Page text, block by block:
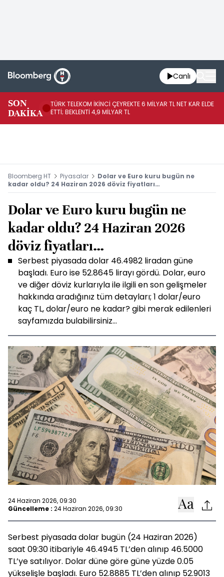
Canlı
SON
DAKİKA
TÜRK TELEKOM İKİNCİ ÇEYREKTE 6 MİLYAR TL NET KAR ELDE
ETTİ; BEKLENTİ 4,9 MİLYAR TL
Bloomberg HT Piyasalar
Dolar ve Euro kuru bugün ne
kadar oldu? 24 Haziran 2026 döviz fiyatları…
Dolar ve Euro kuru bugün ne
kadar oldu? 24 Haziran 2026
döviz fiyatları…
Serbest piyasada dolar 46.4982 liradan güne
başladı. Euro ise 52.8645 lirayı gördü. Dolar, euro
ve diğer döviz kurlarıyla ile ilgili en son gelişmeler
hakkında aradığınız tüm detayları; 1 dolar/euro
kaç TL, dolar/euro ne kadar? gibi merak edilenleri
sayfamızda bulabilirsiniz...
24 Haziran 2026, 09:30
Güncelleme : 24 Haziran 2026, 09:30
Serbest piyasada dolar bugün (24 Haziran 2026)
saat 09:30 itibariyle 46.4945 TL’den alınıp 46.5000
TL’ye satılıyor. Dolar düne göre güne yüzde 0.05
yükselişle başladı. Euro 52.8885 TL’den alınıp 52.9013